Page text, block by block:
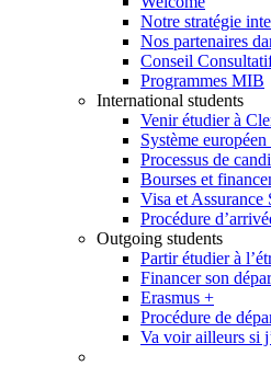
Notre stratégie
Nos partenaires
Conseil
Programmes MIB
International students
Venir étudier à
Système
Processus de
Bourses et
Visa et Assurance
Procédure
Outgoing students
Partir étudier à
Financer son
Erasmus +
Procédure de
Va voir ailleurs si